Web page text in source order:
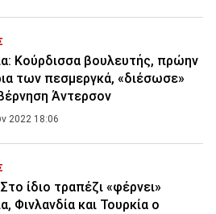
Κούρδισσα βουλευτής, πρώην
των πεσμεργκά, «διέσωσε»
Άντερσον
2022 18:06
ίδιο τραπέζι «φέρνει»
Φινλανδία και Τουρκία ο